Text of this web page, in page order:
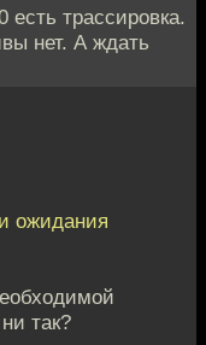
есть трассировка.
нет. А ждать
ожидания
так?